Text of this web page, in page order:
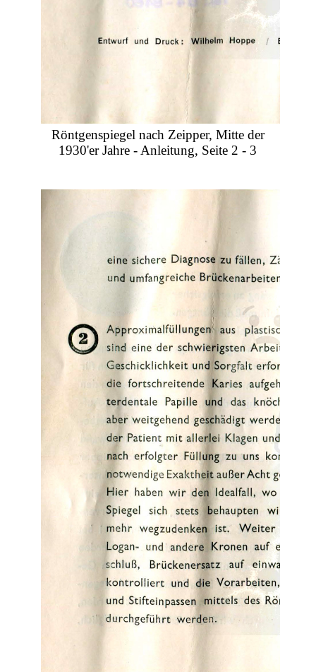
Röntgenspiegel nach Zeipper, Mitte der
1930'er Jahre - Anleitung, Seite 2 - 3